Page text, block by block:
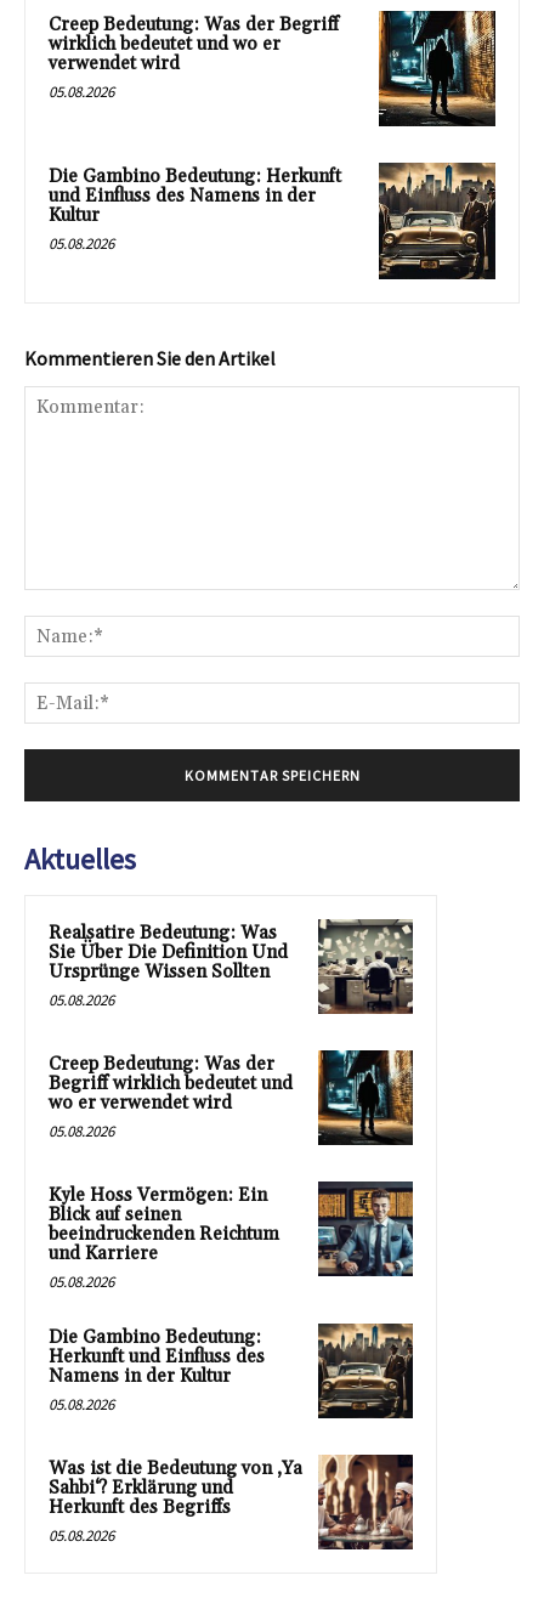
Creep Bedeutung: Was der Begriff
wirklich bedeutet und wo er
verwendet wird
05.08.2026
Die Gambino Bedeutung: Herkunft
und Einfluss des Namens in der
Kultur
05.08.2026
Kommentieren Sie den Artikel
Aktuelles
Realsatire Bedeutung: Was
Sie Über Die Definition Und
Ursprünge Wissen Sollten
05.08.2026
Creep Bedeutung: Was der
Begriff wirklich bedeutet und
wo er verwendet wird
05.08.2026
Kyle Hoss Vermögen: Ein
Blick auf seinen
beeindruckenden Reichtum
und Karriere
05.08.2026
Die Gambino Bedeutung:
Herkunft und Einfluss des
Namens in der Kultur
05.08.2026
Was ist die Bedeutung von ‚Ya
Sahbi‘? Erklärung und
Herkunft des Begriffs
05.08.2026